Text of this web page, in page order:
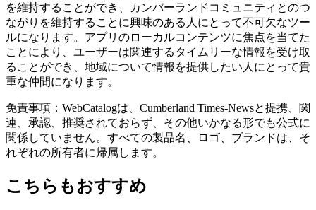
を維持することができ、カンバーランドコミュニティとのつ
ながりを維持することに興味のある人にとって不可欠なツー
ルになります。アプリのローカルコンテンツに焦点を当てた
ことにより、ユーザーは関連するタイムリーな情報を受け取
ることができ、地域について情報を提供したい人にとって貴
重な仲間になります。
免責事項：WebCatalogは、Cumberland Times-Newsと提携、関
連、承認、推奨されておらず、その他いかなる形でも公式に
関係していません。すべての製品名、ロゴ、ブランドは、そ
れぞれの所有者に帰属します。
こちらもおすすめ